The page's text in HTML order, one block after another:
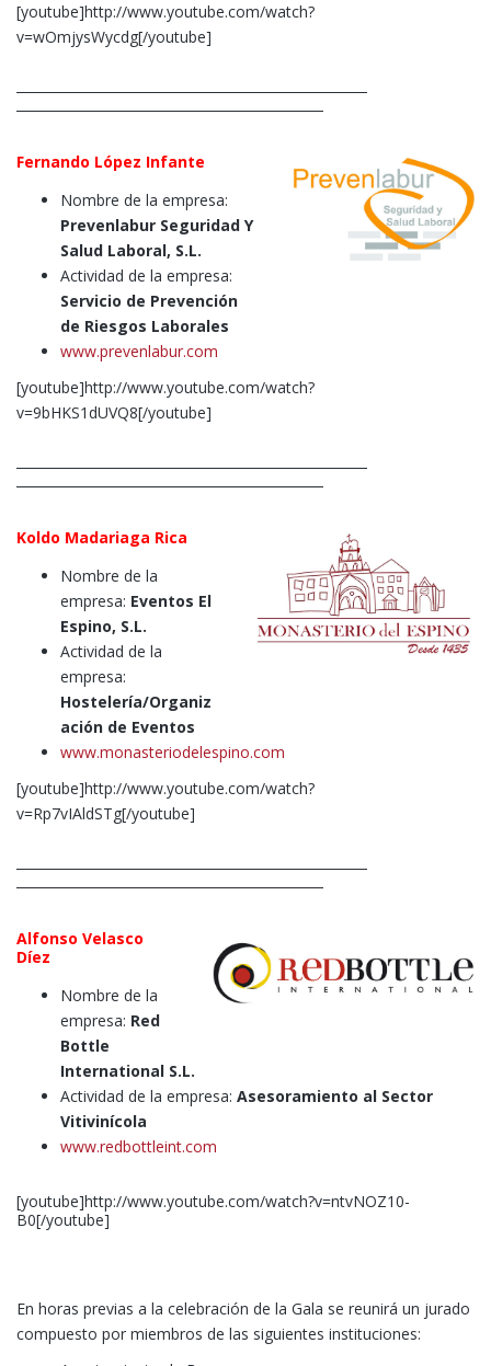
[youtube]http://www.youtube.com/watch?
v=wOmjysWycdg[/youtube]
Fernando López Infante
Nombre de la empresa:
Prevenlabur Seguridad Y
Salud Laboral, S.L.
Actividad de la empresa:
Servicio de Prevención
de Riesgos Laborales
www.prevenlabur.com
[youtube]http://www.youtube.com/watch?
v=9bHKS1dUVQ8[/youtube]
Koldo Madariaga Rica
Nombre de la
empresa: Eventos El
Espino, S.L.
Actividad de la
empresa:
Hostelería/Organiz
ación de Eventos
www.monasteriodelespino.com
[youtube]http://www.youtube.com/watch?
v=Rp7vIAldSTg[/youtube]
Alfonso Velasco
Díez
Nombre de la
empresa: Red
Bottle
International S.L.
Actividad de la empresa: Asesoramiento al Sector
Vitivinícola
www.redbottleint.com
[youtube]http://www.youtube.com/watch?v=ntvNOZ10-
B0[/youtube]
En horas previas a la celebración de la Gala se reunirá un jurado
compuesto por miembros de las siguientes instituciones: